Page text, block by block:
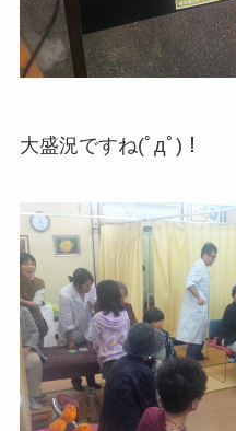
大盛況ですね(ﾟдﾟ)！